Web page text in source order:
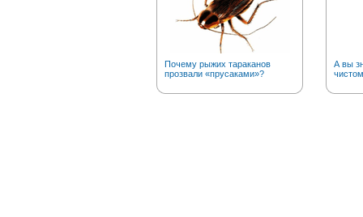
Почему рыжих тараканов
прозвали «прусаками»?
А вы